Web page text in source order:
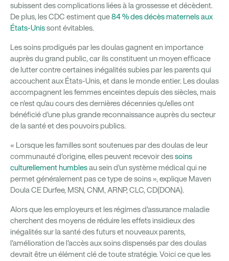
subissent des complications liées à la grossesse et décèdent.
De plus, les CDC estiment que84 % des décès maternels aux
États-Unissont évitables.
Les soins prodigués par les doulas gagnent en importance
auprès du grand public, car ils constituent un moyen efficace
de lutter contre certaines inégalités subies par les parents qui
accouchent aux États-Unis, et dans le monde entier. Les doulas
accompagnent les femmes enceintes depuis des siècles, mais
ce n'est qu'au cours des dernières décennies qu'elles ont
bénéficié d'une plus grande reconnaissance auprès du secteur
de la santé et des pouvoirs publics.
« Lorsque les familles sont soutenues par des doulas de leur
communauté d'origine, elles peuvent recevoir dessoins
culturellement humblesau sein d'un système médical qui ne
permet généralement pas ce type de soins », explique Maven
Doula CE Durfee, MSN, CNM, ARNP, CLC, CD(DONA).
Alors que les employeurs et les régimes d'assurance maladie
cherchent des moyens de réduire les effets insidieux des
inégalités sur la santé des futurs et nouveaux parents,
l'amélioration de l'accès aux soins dispensés par des doulas
devrait être un élément clé de toute stratégie. Voici ce que les